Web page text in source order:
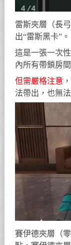
雷斯夾層（長
出“雷斯黑卡”。
這是一張一次
內所有帶鎖房
但需嚴格注意
法帶出，也無
賽伊德夾層（